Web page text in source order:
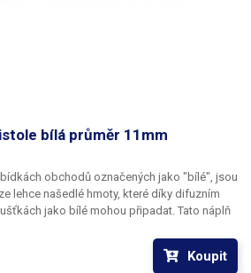
bílá průměr 11mm
obchodů označených jako "bílé", jsou
lehce našedlé hmoty, které díky difuzním
jako bílé mohou připadat. Tato náplň
je 88°C.
Koupit